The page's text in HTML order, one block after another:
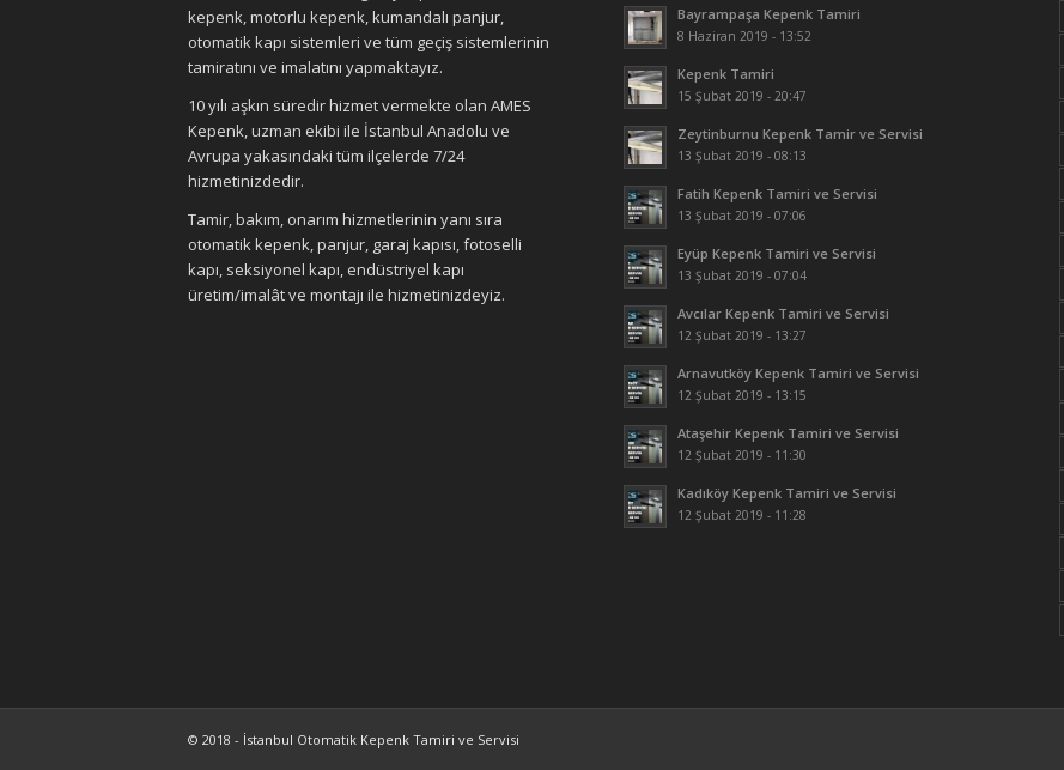
kepenk, motorlu kepenk, kumandalı panjur,
otomatik kapı sistemleri ve tüm geçiş sistemlerinin
tamiratını ve imalatını yapmaktayız.
10 yılı aşkın süredir hizmet vermekte olan AMES
Kepenk, uzman ekibi ile İstanbul Anadolu ve
Avrupa yakasındaki tüm ilçelerde 7/24
hizmetinizdedir.
Tamir, bakım, onarım hizmetlerinin yanı sıra
otomatik kepenk, panjur, garaj kapısı, fotoselli
kapı, seksiyonel kapı, endüstriyel kapı
üretim/imalât ve montajı ile hizmetinizdeyiz.
Bayrampaşa Kepenk Tamiri
8 Haziran 2019 - 13:52
Kepenk Tamiri
15 Şubat 2019 - 20:47
Zeytinburnu Kepenk Tamir ve Servisi
13 Şubat 2019 - 08:13
Fatih Kepenk Tamiri ve Servisi
13 Şubat 2019 - 07:06
Eyüp Kepenk Tamiri ve Servisi
13 Şubat 2019 - 07:04
Avcılar Kepenk Tamiri ve Servisi
12 Şubat 2019 - 13:27
Arnavutköy Kepenk Tamiri ve Servisi
12 Şubat 2019 - 13:15
Ataşehir Kepenk Tamiri ve Servisi
12 Şubat 2019 - 11:30
Kadıköy Kepenk Tamiri ve Servisi
12 Şubat 2019 - 11:28
© 2018 - İstanbul Otomatik Kepenk Tamiri ve Servisi